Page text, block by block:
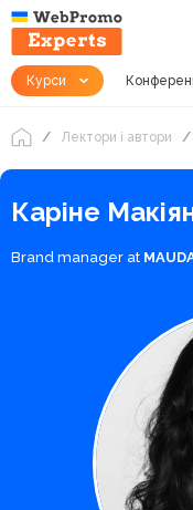
Курси
Лектори і автори
Каріне
Brand manager at